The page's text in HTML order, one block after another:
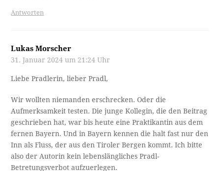
Antworten
Lukas Morscher
31. Januar 2024 um 21:24 Uhr
Liebe Pradlerin, lieber Pradl,
Wir wollten niemanden erschrecken. Oder die
Aufmerksamkeit testen. Die junge Kollegin, die den Beitrag
geschrieben hat, war bis heute eine Praktikantin aus dem
fernen Bayern. Und in Bayern kennen die halt fast nur den
Inn als Fluss, der aus den Tiroler Bergen kommt. Ich bitte
also der Autorin kein lebenslängliches Pradl-
Betretungsverbot aufzuerlegen.